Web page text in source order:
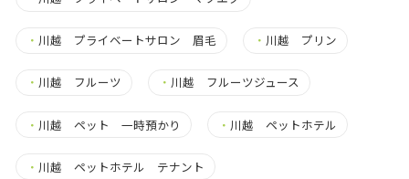
・ 川越 プライベートサロン 眉毛 ・ 川越 プリン
・ 川越 フルーツ ・ 川越 フルーツジュース
・ 川越 ペット 一時預かり ・ 川越 ペットホテル
・ 川越 ペットホテル テナント